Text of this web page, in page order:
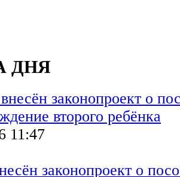
ДНЯ
11:47
законопроект о